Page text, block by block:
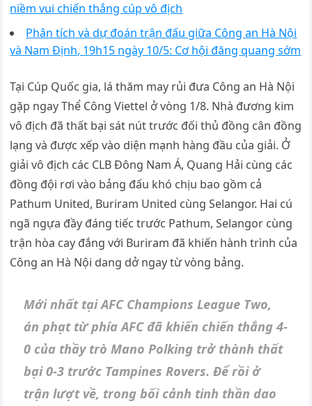
niềm vui chiến thắng cúp vô địch
Phân tích và dự đoán trận đấu giữa Công an Hà Nội
và Nam Định, 19h15 ngày 10/5: Cơ hội đăng quang sớm
Tại Cúp Quốc gia, lá thăm may rủi đưa Công an Hà Nội
gặp ngay Thể Công Viettel ở vòng 1/8. Nhà đương kim
vô địch đã thất bại sát nút trước đối thủ đồng cân đồng
lạng và được xếp vào diện mạnh hàng đầu của giải. Ở
giải vô địch các CLB Đông Nam Á, Quang Hải cùng các
đồng đội rơi vào bảng đấu khó chịu bao gồm cả
Pathum United, Buriram United cùng Selangor. Hai cú
ngã ngựa đầy đáng tiếc trước Pathum, Selangor cùng
trận hòa cay đắng với Buriram đã khiến hành trình của
Công an Hà Nội dang dở ngay từ vòng bảng.
Mới nhất tại AFC Champions League Two,
án phạt từ phía AFC đã khiến chiến thắng 4-
0 của thầy trò Mano Polking trở thành thất
bại 0-3 trước Tampines Rovers. Để rồi ở
trận lượt về, trong bối cảnh tinh thần dao